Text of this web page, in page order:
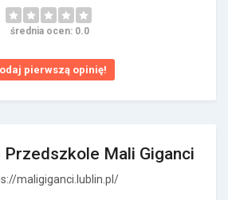
średnia ocen: 0.0
pierwszą opinię!
Przedszkole Mali Giganci
maligiganci.lublin.pl/